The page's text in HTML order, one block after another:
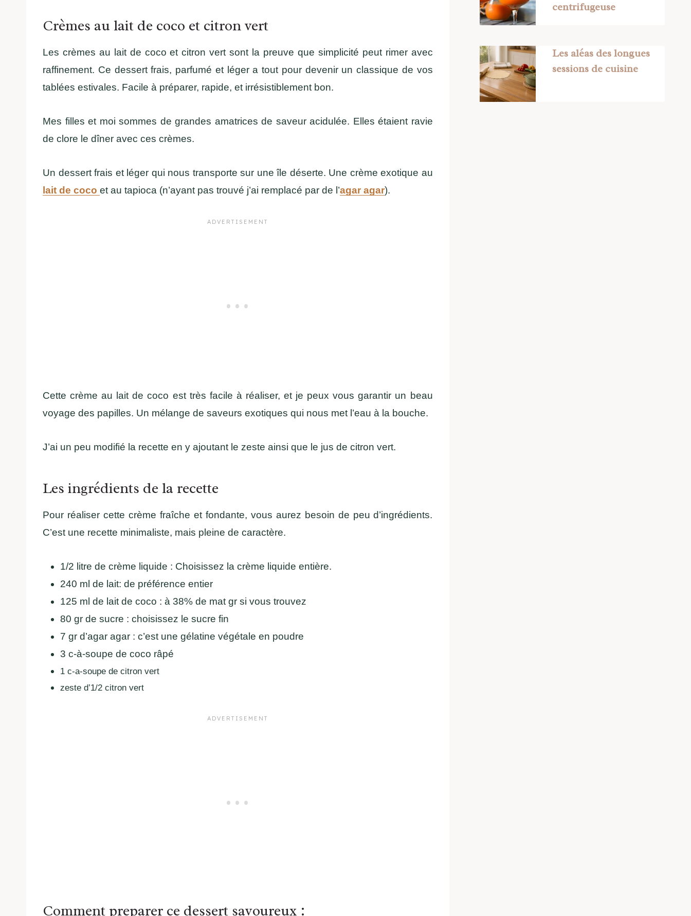
Crèmes au lait de coco et citron vert
Les crèmes au lait de coco et citron vert sont la preuve que simplicité peut rimer avec
raffinement. Ce dessert frais, parfumé et léger a tout pour devenir un classique de vos
tablées estivales. Facile à préparer, rapide, et irrésistiblement bon.
Mes filles et moi sommes de grandes amatrices de saveur acidulée. Elles étaient ravie
de clore le dîner avec ces crèmes.
Un dessert frais et léger qui nous transporte sur une île déserte. Une crème exotique au
lait de coco et au tapioca (n’ayant pas trouvé j’ai remplacé par de l’agar agar).
Cette crème au lait de coco est très facile à réaliser, et je peux vous garantir un beau
voyage des papilles. Un mélange de saveurs exotiques qui nous met l’eau à la bouche.
J’ai un peu modifié la recette en y ajoutant le zeste ainsi que le jus de citron vert.
Les ingrédients de la recette
Pour réaliser cette crème fraîche et fondante, vous aurez besoin de peu d’ingrédients.
C’est une recette minimaliste, mais pleine de caractère.
1/2 litre de crème liquide : Choisissez la crème liquide entière.
240 ml de lait: de préférence entier
125 ml de lait de coco : à 38% de mat gr si vous trouvez
80 gr de sucre : choisissez le sucre fin
7 gr d’agar agar : c’est une gélatine végétale en poudre
3 c-à-soupe de coco râpé
1 c-a-soupe de citron vert
zeste d’1/2 citron vert
Comment preparer ce dessert savoureux :
centrifugeuse
Les aléas des longues
sessions de cuisine